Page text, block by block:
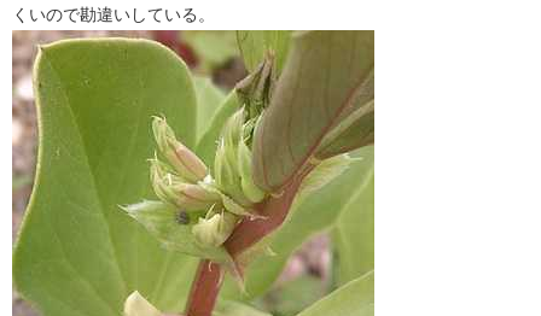
くいので勘違いしている。